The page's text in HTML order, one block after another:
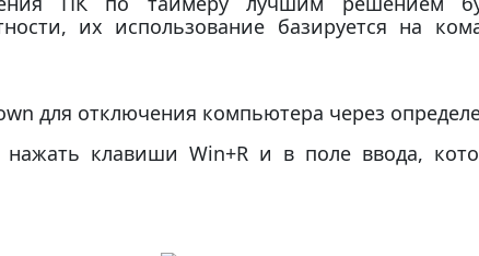
их использование базируется на
для отключения компьютера через
клавиши Win+R и в поле ввода,